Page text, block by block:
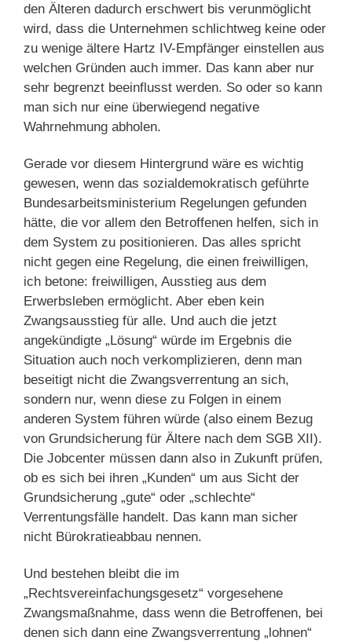
den Älteren dadurch erschwert bis verunmöglicht
wird, dass die Unternehmen schlichtweg keine oder
zu wenige ältere Hartz IV-Empfänger einstellen aus
welchen Gründen auch immer. Das kann aber nur
sehr begrenzt beeinflusst werden. So oder so kann
man sich nur eine überwiegend negative
Wahrnehmung abholen.
Gerade vor diesem Hintergrund wäre es wichtig
gewesen, wenn das sozialdemokratisch geführte
Bundesarbeitsministerium Regelungen gefunden
hätte, die vor allem den Betroffenen helfen, sich in
dem System zu positionieren. Das alles spricht
nicht gegen eine Regelung, die einen freiwilligen,
ich betone: freiwilligen, Ausstieg aus dem
Erwerbsleben ermöglicht. Aber eben kein
Zwangsausstieg für alle. Und auch die jetzt
angekündigte „Lösung“ würde im Ergebnis die
Situation auch noch verkomplizieren, denn man
beseitigt nicht die Zwangsverrentung an sich,
sondern nur, wenn diese zu Folgen in einem
anderen System führen würde (also einem Bezug
von Grundsicherung für Ältere nach dem SGB XII).
Die Jobcenter müssen dann also in Zukunft prüfen,
ob es sich bei ihren „Kunden“ um aus Sicht der
Grundsicherung „gute“ oder „schlechte“
Verrentungsfälle handelt. Das kann man sicher
nicht Bürokratieabbau nennen.
Und bestehen bleibt die im
„Rechtsvereinfachungsgesetz“ vorgesehene
Zwangsmaßnahme, dass wenn die Betroffenen, bei
denen sich dann eine Zwangsverrentung „lohnen“